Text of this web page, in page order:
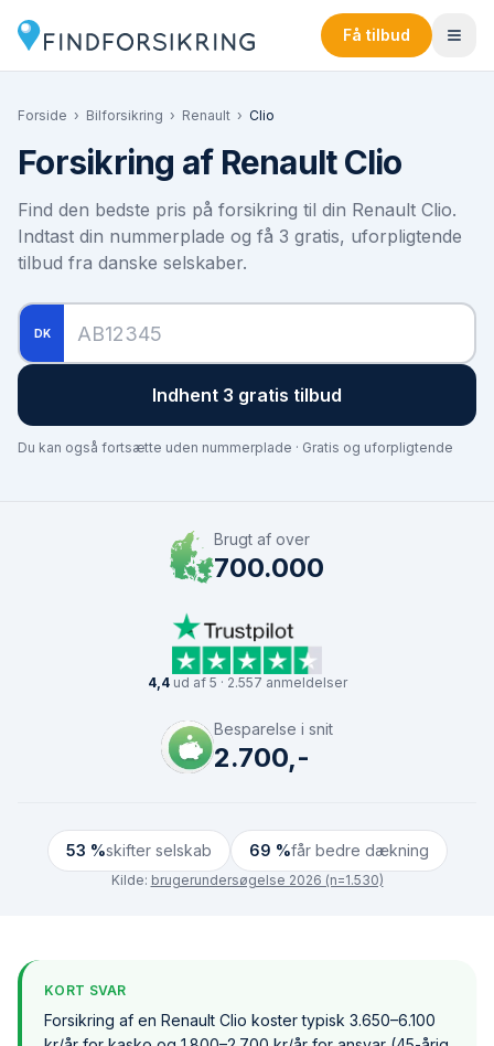
Få tilbud
Forside › Bilforsikring › Renault › Clio
Forsikring af Renault Clio
Find den bedste pris på forsikring til din Renault Clio.
Indtast din nummerplade og få 3 gratis, uforpligtende
tilbud fra danske selskaber.
DK
Indhent 3 gratis tilbud
Du kan også fortsætte uden nummerplade · Gratis og uforpligtende
Brugt af over
700.000
4,4ud af 5 · 2.557 anmeldelser
Besparelse i snit
2.700,-
53 %skifter selskab 69 %får bedre dækning
Kilde: brugerundersøgelse 2026 (n=1.530)
KORT SVAR
Forsikring af en Renault Clio koster typisk 3.650–6.100